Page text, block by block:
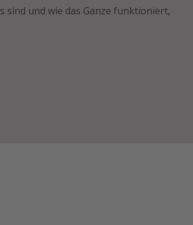
sind und wie das Ganze funktioniert,